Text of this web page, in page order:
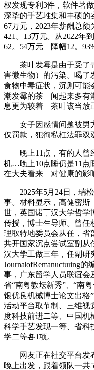
权发现专利3件，软件著
深挚的手艺堆集和丰硕的
67万元，2023年薪酬总额
421。13万元。从2022年
62。54万元，降幅12。
茶叶发霉是由于受了
害微生物）的污染。喝了
食物中毒症状，沉则可能
潮发霉的茶，闻起来多有
息更为较着，茶叶该当放
女子因感情问题被男
仅罚款，犯徇私枉法罪双
晚上11点，有的人曾
机…晚上10点睡仍是11点
在大夫看来，对健康的影
2025年5月24日，瑞松
事。材料显示，高健密斯
世，英国诺丁汉大学哲学
传授，博士生导师。曾任
理取特地委员会从任，省
共开国家沉点尝试室副从
汉大学工做三年，任副研
JournalofRemanucturing
事，广东留学人员联谊会
省“南粤教坛新秀”、“南
银优良机械博士论文出格
活动平台取节制、三维视
度科技前进二等、中国机
科学手艺发现一等、省科
学二等各1项。
网友正在社交平台发布
晚上出发，跟着领队一共